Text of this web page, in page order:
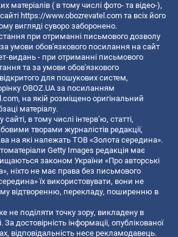
матеріалів ( в тому числі фото- та відео-),
https://www.obozrevatel.com та всіх його
вигляді суворо заборонено.
при отриманні письмового дозволу
умови обов'язкового посилання на сайт
видань - при отриманні письмового
та за умови обов'язкового
для пошукових систем,
OBOZ.UA за посиланням
, на якій розміщено оригінальний
матеріалу.
в тому числі інтерв’ю, статті,
творами журналістів редакції,
на які належать ТОВ «Золота середина».
Getty Images редакція має
законом України «Про авторські
ніхто не має права без письмового
їх використовувати, вони не
відтворенню, перекладу, поширенню в
не поділяти точку зору, викладену в
достовірність інформації, опублікованої
відповідальність несе рекламодавець.